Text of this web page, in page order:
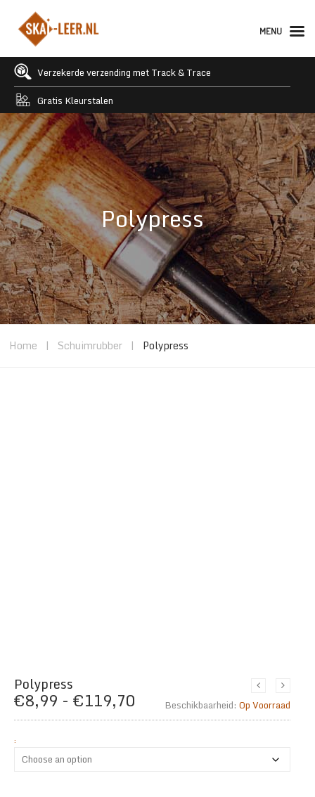
Verzekerde verzending met Track & Trace
Gratis Kleurstalen
Polypress
Home | Schuimrubber | Polypress
Polypress
€8,99 - €119,70 Prijsklasse:
€8,99
Beschikbaarheid: Op Voorraad
:
MENU